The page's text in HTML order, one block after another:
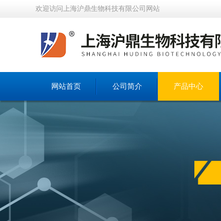
欢迎访问上海沪鼎生物科技有限公司网站
网站首页 公司简介 产品中心